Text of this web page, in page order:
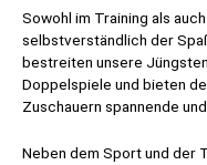
Sowohl im Training als
selbstverständlich der
bestreiten unsere
Doppelspiele und bieten
Zuschauern spannende
Neben dem Sport und der